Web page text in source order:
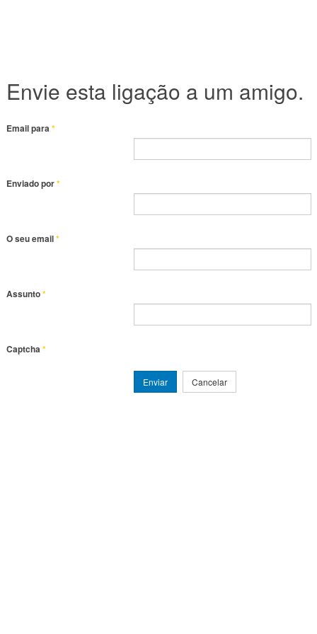
Envie esta ligação a um amigo.
Email para*
Enviado por*
O seu email*
Assunto*
Captcha*
Enviar Cancelar